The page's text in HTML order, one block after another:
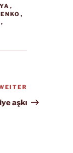
,
,
,
Beitrag
aşkı